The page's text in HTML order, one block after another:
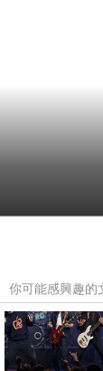
你可能感興趣的